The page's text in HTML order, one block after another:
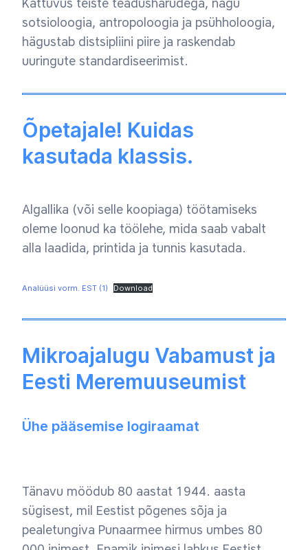
Kattuvus teiste teadusharudega, nagu
sotsioloogia, antropoloogia ja psühholoogia,
hägustab distsipliini piire ja raskendab
uuringute standardiseerimist.
Õpetajale! Kuidas
kasutada klassis.
Algallika (või selle koopiaga) töötamiseks
oleme loonud ka töölehe, mida saab vabalt
alla laadida, printida ja tunnis kasutada.
Analüüsi vorm. EST (1) Download
Mikroajalugu Vabamust ja
Eesti Meremuuseumist
Ühe pääsemise logiraamat
Tänavu möödub 80 aastat 1944. aasta
sügisest, mil Eestist põgenes sõja ja
pealetungiva Punaarmee hirmus umbes 80